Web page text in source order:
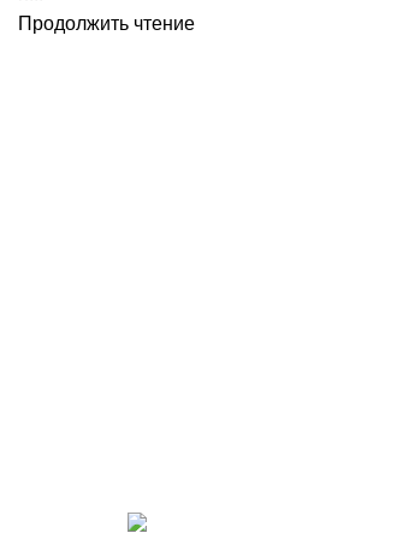
Продолжить чтение